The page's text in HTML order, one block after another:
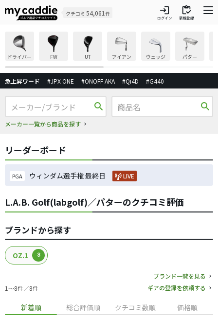
クチコミ 54,061 件 login
ログイン
inventory
新規登録
ドライバー FW UT アイアン ウェッジ パター
急上昇ワード #JPX ONE #ONOFF AKA #Qi4D #G440
search
メーカー一覧から商品を探す
search
リーダーボード
PGA ウィンダム選手権 最終日 LIVE
L.A.B. Golf(labgolf)／パターのクチコミ評価
ブランドから探す
OZ.1 3
1〜8件／8件
ブランド一覧を見る
ギアの登録を依頼する
新着順 総合評価順 クチコミ数順 価格順